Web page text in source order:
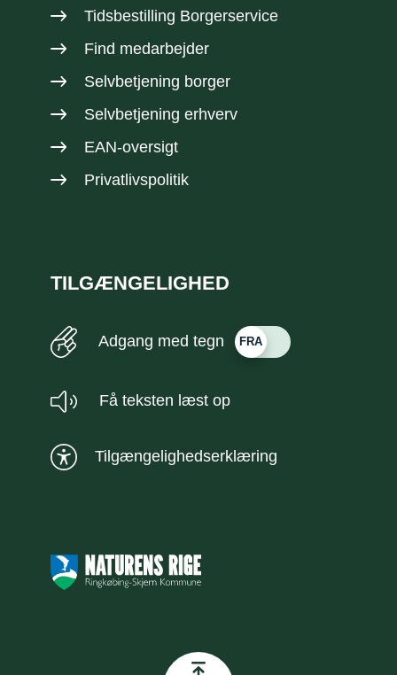
Tidsbestilling Borgerservice
Find medarbejder
Selvbetjening borger
Selvbetjening erhverv
EAN-oversigt
Privatlivspolitik
TILGÆNGELIGHED
Adgang med tegn
Få teksten læst op
Tilgængelighedserklæring